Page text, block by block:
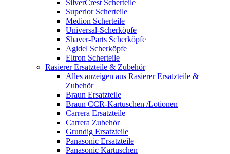
SilverCrest Scherteile
Superior Scherteile
Medion Scherteile
Universal-Scherköpfe
Shaver-Parts Scherköpfe
Agidel Scherköpfe
Eltron Scherteile
Rasierer Ersatzteile & Zubehör
Alles anzeigen aus Rasierer Ersatzteile &
Zubehör
Braun Ersatzteile
Braun CCR-Kartuschen /Lotionen
Carrera Ersatzteile
Carrera Zubehör
Grundig Ersatzteile
Panasonic Ersatzteile
Panasonic Kartuschen